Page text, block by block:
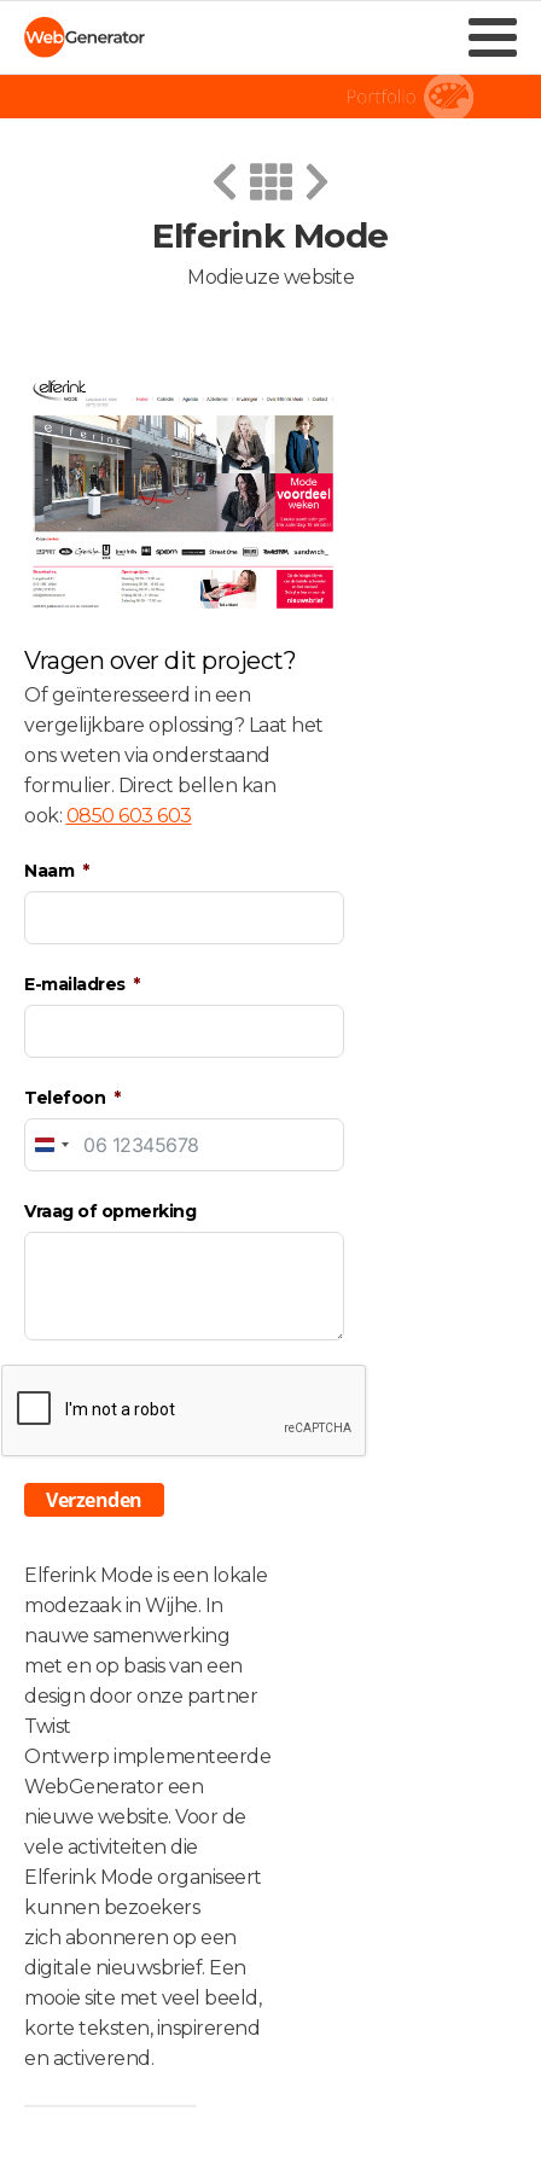
Elferink Mode
Modieuze website
Vragen over dit project?
Of geïnteresseerd in een
vergelijkbare oplossing? Laat het
ons weten via onderstaand
formulier. Direct bellen kan
ook: 0850 603 603
Naam
E-mailadres
Telefoon
Netherlands
Vraag of opmerking
Verzenden
Elferink Mode is een lokale
modezaak in Wijhe. In
nauwe samenwerking
met en op basis van een
design door onze partner
Twist
Ontwerp implementeerde
WebGenerator een
nieuwe website. Voor de
vele activiteiten die
Elferink Mode organiseert
kunnen bezoekers
zich abonneren op een
digitale nieuwsbrief. Een
mooie site met veel beeld,
korte teksten, inspirerend
en activerend.